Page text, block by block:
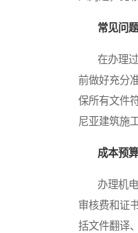
常见问
在办理过
前做好充分
保所有文件
尼亚建筑施
成本预
办理机电
审核费和证
括文件翻译